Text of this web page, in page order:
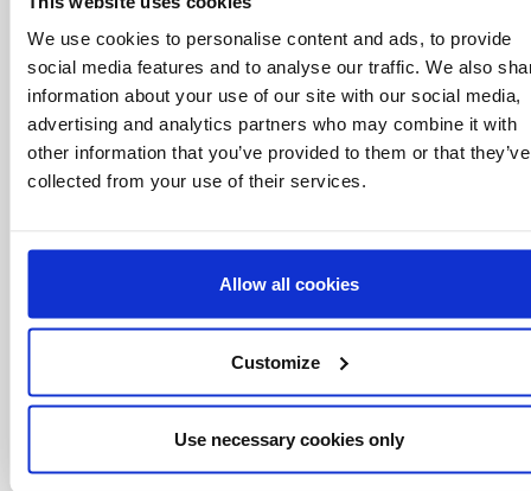
We use cookies to personalise content and ads, to provide
social media features and to analyse our traffic. We also
information about your use of our site with our social media,
advertising and analytics partners who may combine it with
other information that you’ve provided to them or that they’ve
collected from your use of their services.
Allow all cookies
Customize
Use necessary cookies only
Consigue ofertas especiales, información
sobre eventos, los últimos artículos del blog y
conoce antes que nadie las novedades del
mundo del licensing, todo al alcance de un
click.